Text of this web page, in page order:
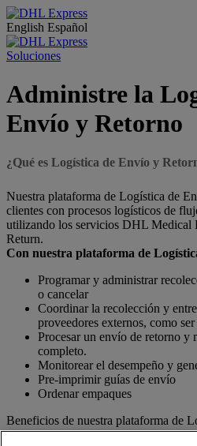
English Español
Soluciones
Administre la
Envío y Retorno
¿Qué es Logística de Envío y
Nuestra plataforma de Logística de
clientes con procesos logísticos de
utilizando los servicios DHL
Return.
Con nuestra plataforma de
Programar y administrar
o cancelar
Coordinar la recolección y
proveedores externos, como
Procesar un envío de retorno y
completo.
Monitorear el desempeño y
Pre-imprimir guías de envío
Ordenar empaques
Beneficios de nuestra plataforma de
Beneficios de nuestra plataforma de